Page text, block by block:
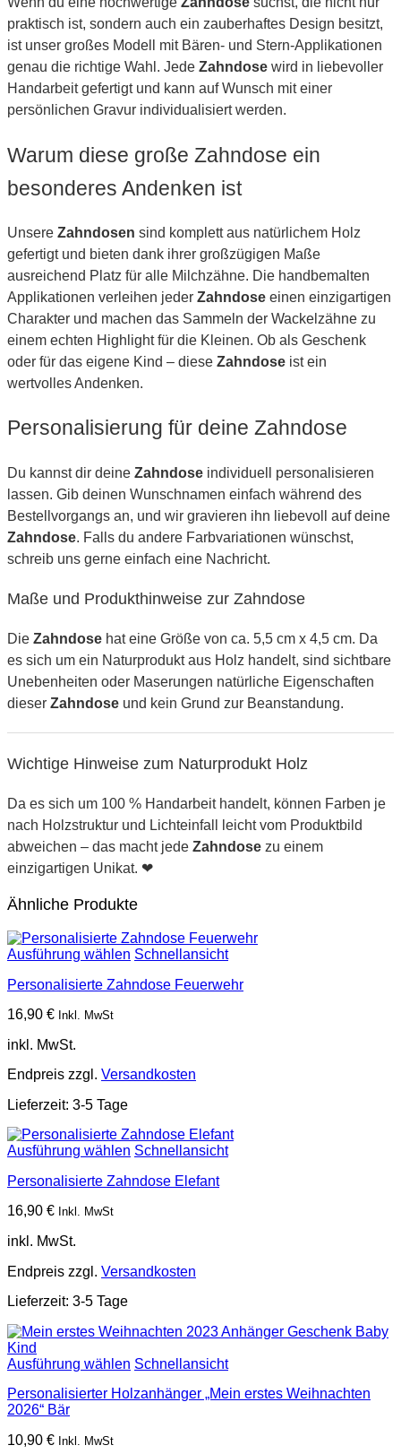
praktisch ist, sondern auch ein zauberhaftes Design besitzt,
ist unser großes Modell mit Bären- und Stern-Applikationen
genau die richtige Wahl. Jede Zahndose wird in liebevoller
Handarbeit gefertigt und kann auf Wunsch mit einer
persönlichen Gravur individualisiert werden.
Warum diese große Zahndose ein
besonderes Andenken ist
Unsere Zahndosen sind komplett aus natürlichem Holz
gefertigt und bieten dank ihrer großzügigen Maße
ausreichend Platz für alle Milchzähne. Die handbemalten
Applikationen verleihen jeder Zahndose einen einzigartigen
Charakter und machen das Sammeln der Wackelzähne zu
einem echten Highlight für die Kleinen. Ob als Geschenk
oder für das eigene Kind – diese Zahndose ist ein
wertvolles Andenken.
Personalisierung für deine Zahndose
Du kannst dir deine Zahndose individuell personalisieren
lassen. Gib deinen Wunschnamen einfach während des
Bestellvorgangs an, und wir gravieren ihn liebevoll auf deine
Zahndose. Falls du andere Farbvariationen wünschst,
schreib uns gerne einfach eine Nachricht.
Maße und Produkthinweise zur Zahndose
Die Zahndose hat eine Größe von ca. 5,5 cm x 4,5 cm. Da
es sich um ein Naturprodukt aus Holz handelt, sind sichtbare
Unebenheiten oder Maserungen natürliche Eigenschaften
dieser Zahndose und kein Grund zur Beanstandung.
Wichtige Hinweise zum Naturprodukt Holz
Da es sich um 100 % Handarbeit handelt, können Farben je
nach Holzstruktur und Lichteinfall leicht vom Produktbild
abweichen – das macht jede Zahndose zu einem
einzigartigen Unikat. ❤
Ähnliche Produkte
Ausführung wählen Schnellansicht
Personalisierte Zahndose Feuerwehr
16,90 € Inkl. MwSt
inkl. MwSt.
Endpreis zzgl. Versandkosten
Lieferzeit: 3-5 Tage
Ausführung wählen Schnellansicht
Personalisierte Zahndose Elefant
16,90 € Inkl. MwSt
inkl. MwSt.
Endpreis zzgl. Versandkosten
Lieferzeit: 3-5 Tage
Ausführung wählen Schnellansicht
Personalisierter Holzanhänger „Mein erstes Weihnachten
2026“ Bär
10,90 € Inkl. MwSt